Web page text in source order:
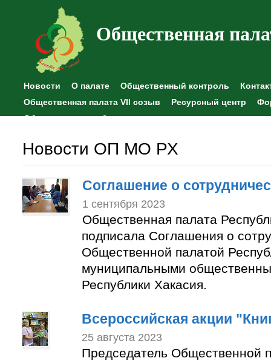
Общественная
Новости О палате Общественный контроль
Общественная палата VII созыв
Ресурсный центр
Общественные наблюдения
Новости ОП МО РХ
Соглашение о
1 сентября 2023
Общественная палата
подписала Соглашения о
Общественной палатой
муниципальными
Республики Хакасия.
Всероссийская акции
25 августа 2023
Председатель Общественной